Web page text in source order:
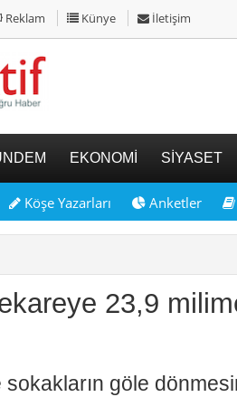
Reklam Künye İletişim
EKONOMİ SİYASET
Köşe Yazarları Anketler
23,9
sokakların göle